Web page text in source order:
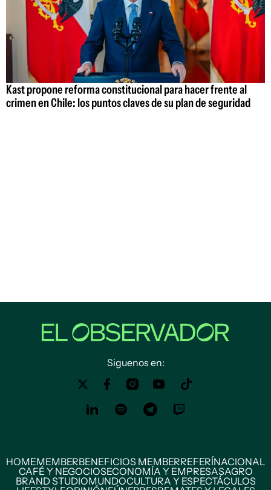
Kast propone reforma constitucional para hacer frente al
crimen en Chile: los puntos claves de su plan de seguridad
Siguenos en:
HOMEMEMBERBENEFICIOS MEMBERREFERÍNACIONAL
CAFÉ Y NEGOCIOSECONOMÍA Y EMPRESASAGRO
BRAND STUDIOMUNDOCULTURA Y ESPECTÁCULOS